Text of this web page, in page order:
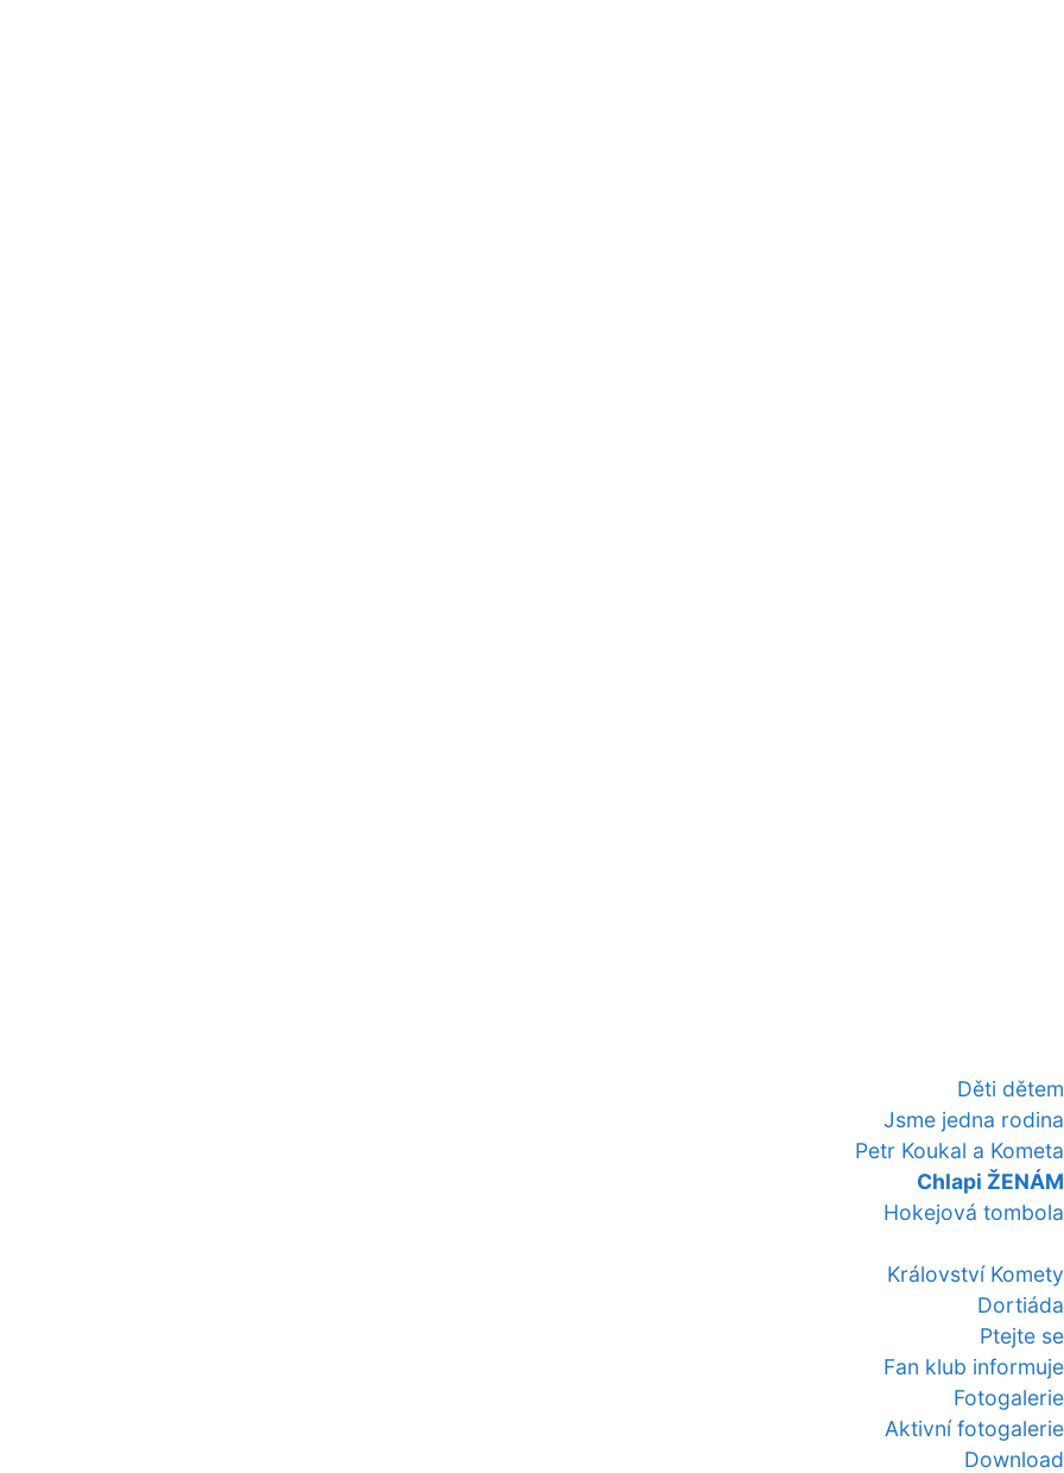
Děti dětem
Jsme jedna rodina
Petr Koukal a Kometa
Chlapi ŽENÁM
Hokejová tombola
Království Komety
Dortiáda
Ptejte se
Fan klub informuje
Fotogalerie
Aktivní fotogalerie
Download